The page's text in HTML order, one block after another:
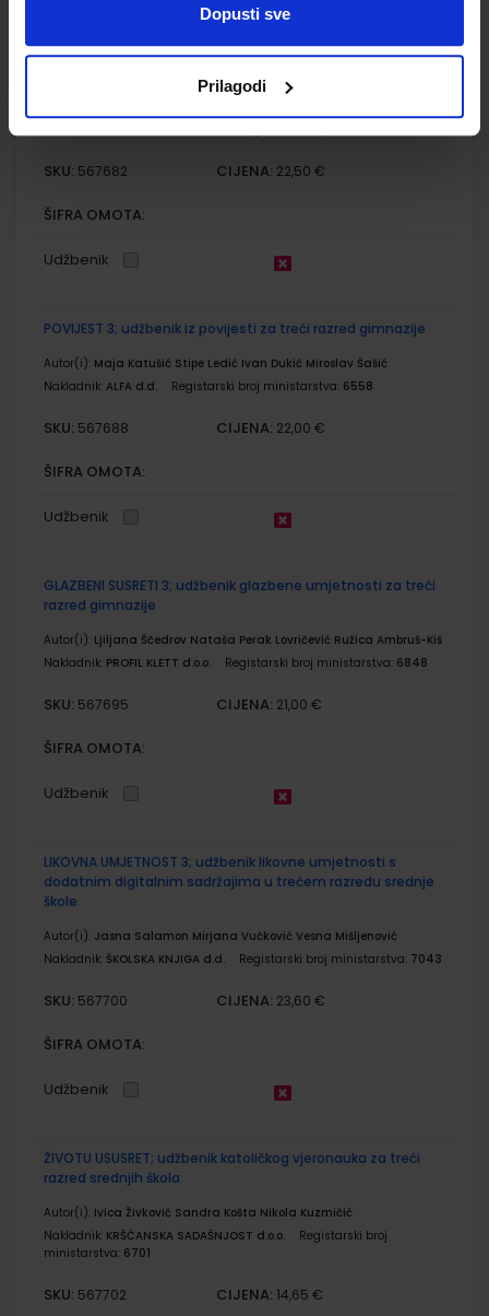
Dopusti sve
Prilagodi
GEO 3; udžbenik geografije s dodatnim digitalnim
SKU: 567682 CIJENA: 22,50 €
ŠIFRA OMOTA:
Udžbenik
POVIJEST 3; udžbenik iz povijesti za treći razred gimnazije
Autor(i): Maja Katušić Stipe Ledić Ivan Dukić Miroslav Šašić
Nakladnik: ALFA d.d. Registarski broj ministarstva: 6558
SKU: 567688 CIJENA: 22,00 €
ŠIFRA OMOTA:
Udžbenik
GLAZBENI SUSRETI 3; udžbenik glazbene umjetnosti za treći
razred gimnazije
Autor(i): Ljiljana Ščedrov Nataša Perak Lovričević Ružica Ambruš-Kiš
Nakladnik: PROFIL KLETT d.o.o. Registarski broj ministarstva: 6848
SKU: 567695 CIJENA: 21,00 €
ŠIFRA OMOTA:
Udžbenik
LIKOVNA UMJETNOST 3; udžbenik likovne umjetnosti s
dodatnim digitalnim sadržajima u trećem razredu srednje
škole
Autor(i): Jasna Salamon Mirjana Vučković Vesna Mišljenović
Nakladnik: ŠKOLSKA KNJIGA d.d. Registarski broj ministarstva: 7043
SKU: 567700 CIJENA: 23,60 €
ŠIFRA OMOTA:
Udžbenik
ŽIVOTU USUSRET; udžbenik katoličkog vjeronauka za treći
razred srednjih škola
Autor(i): Ivica Živković Sandra Košta Nikola Kuzmičić
Nakladnik: KRŠĆANSKA SADAŠNJOST d.o.o.
Registarski broj
ministarstva: 6701
SKU: 567702 CIJENA: 14,65 €